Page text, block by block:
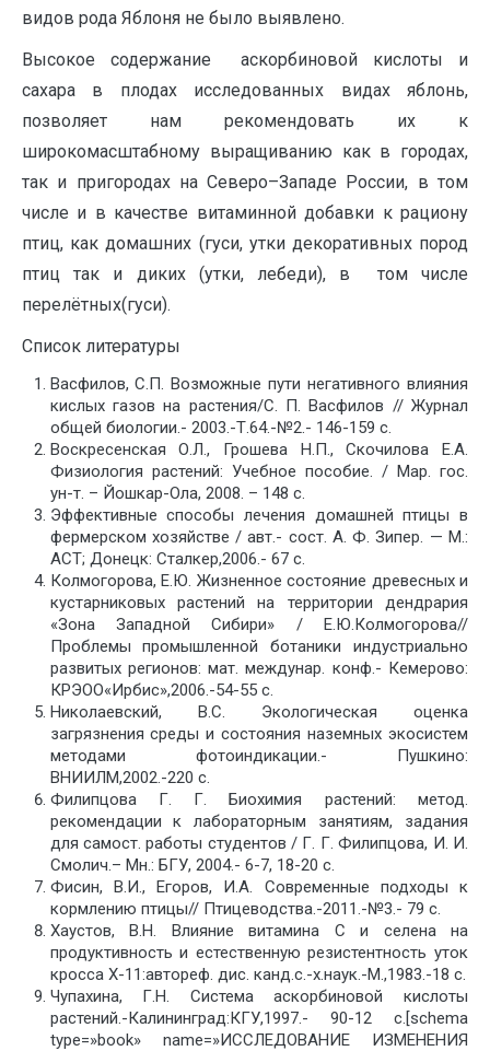
видов рода Яблоня не было выявлено.
Высокое содержание аскорбиновой кислоты и
сахара в плодах исследованных видах яблонь,
позволяет нам рекомендовать их к
широкомасштабному выращиванию как в городах,
так и пригородах на Северо–Западе России, в том
числе и в качестве витаминной добавки к рациону
птиц, как домашних (гуси, утки декоративных пород
птиц так и диких (утки, лебеди), в том числе
перелётных(гуси).
Список литературы
Васфилов, С.П. Возможные пути негативного влияния
кислых газов на растения/С. П. Васфилов // Журнал
общей биологии.- 2003.-Т.64.-№2.- 146-159 с.
Воскресенская О.Л., Грошева Н.П., Скочилова Е.А.
Физиология растений: Учебное пособие. / Мар. гос.
ун-т. – Йошкар-Ола, 2008. – 148 с.
Эффективные способы лечения домашней птицы в
фермерском хозяйстве / авт.- сост. А. Ф. Зипер. — М.:
АСТ; Донецк: Сталкер,2006.- 67 с.
Колмогорова, Е.Ю. Жизненное состояние древесных и
кустарниковых растений на территории дендрария
«Зона Западной Сибири» / Е.Ю.Колмогорова//
Проблемы промышленной ботаники индустриально
развитых регионов: мат. междунар. конф.- Кемерово:
КРЭОО«Ирбис»,2006.-54-55 с.
Николаевский, В.С. Экологическая оценка
загрязнения среды и состояния наземных экосистем
методами фотоиндикации.- Пушкино:
ВНИИЛМ,2002.-220 с.
Филипцова Г. Г. Биохимия растений: метод.
рекомендации к лабораторным занятиям, задания
для самост. работы студентов / Г. Г. Филипцова, И. И.
Смолич.– Мн.: БГУ, 2004.- 6-7, 18-20 с.
Фисин, В.И., Егоров, И.А. Современные подходы к
кормлению птицы// Птицеводства.-2011.-№3.- 79 с.
Хаустов, В.Н. Влияние витамина С и селена на
продуктивность и естественную резистентность уток
кросса Х-11:автореф. дис. канд.с.-х.наук.-М.,1983.-18 с.
Чупахина, Г.Н. Система аскорбиновой кислоты
растений.-Калининград:КГУ,1997.- 90-12 с.[schema
type=»book» name=»ИССЛЕДОВАНИЕ ИЗМЕНЕНИЯ